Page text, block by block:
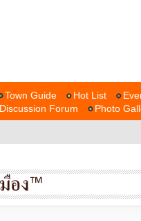
Town Guide Hot List
Discussion Forum Photo